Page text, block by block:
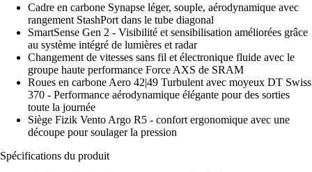
Cadre en carbone Synapse léger, souple, aérodynamique avec
rangement StashPort dans le tube diagonal
SmartSense Gen 2 - Visibilité et sensibilisation améliorées grâce
au système intégré de lumières et radar
Changement de vitesses sans fil et électronique fluide avec le
groupe haute performance Force AXS de SRAM
Roues en carbone Aero 42|49 Turbulent avec moyeux DT Swiss
370 - Performance aérodynamique élégante pour des sorties
toute la journée
Siège Fizik Vento Argo R5 - confort ergonomique avec une
découpe pour soulager la pression
Spécifications du produit